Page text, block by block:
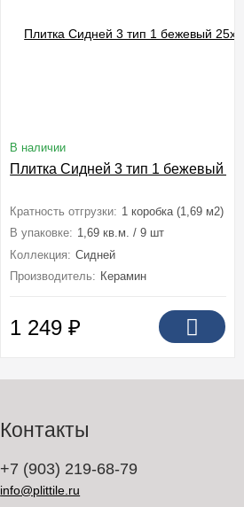
В наличии
Плитка Сидней 3 тип 1 бежевый
Кратность отгрузки: 1 коробка (1,69 м2)
В упаковке: 1,69 кв.м. / 9 шт
Коллекция: Сидней
Производитель: Керамин
1 249₽
Контакты
+7 (903) 219-68-79
info@plittile.ru